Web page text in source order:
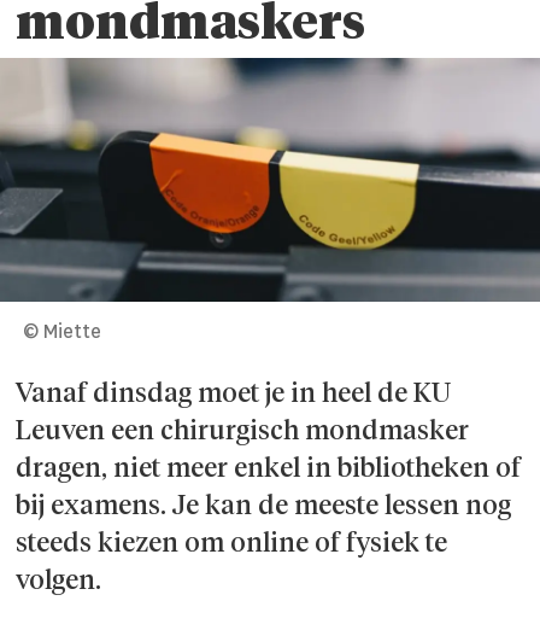
mondmaskers
© Miette
Vanaf dinsdag moet je in heel de KU
Leuven een chirurgisch mondmasker
dragen, niet meer enkel in bibliotheken of
bij examens. Je kan de meeste lessen nog
steeds kiezen om online of fysiek te
volgen.